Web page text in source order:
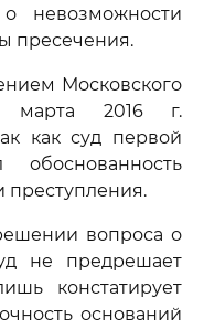
невозможности
пресечения.
Московского
марта 2016 г.
как суд первой
преступления.
вопроса о
не предрешает
констатирует
оснований